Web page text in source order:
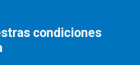
condiciones